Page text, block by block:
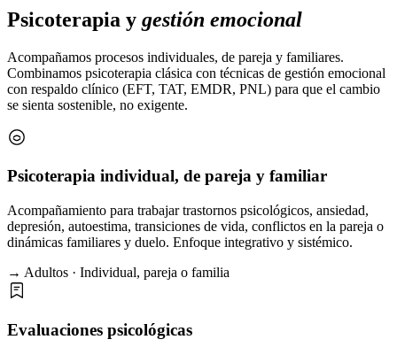
Psicoterapia y gestión emocional
Acompañamos procesos individuales, de pareja y familiares.
Combinamos psicoterapia clásica con técnicas de gestión emocional
con respaldo clínico (EFT, TAT, EMDR, PNL) para que el cambio
se sienta sostenible, no exigente.
Psicoterapia individual, de pareja y familiar
Acompañamiento para trabajar trastornos psicológicos, ansiedad,
depresión, autoestima, transiciones de vida, conflictos en la pareja o
dinámicas familiares y duelo. Enfoque integrativo y sistémico.
→ Adultos · Individual, pareja o familia
Evaluaciones psicológicas